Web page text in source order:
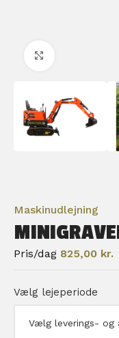
Maskinudlejning
Pris/dag 825,00 kr.